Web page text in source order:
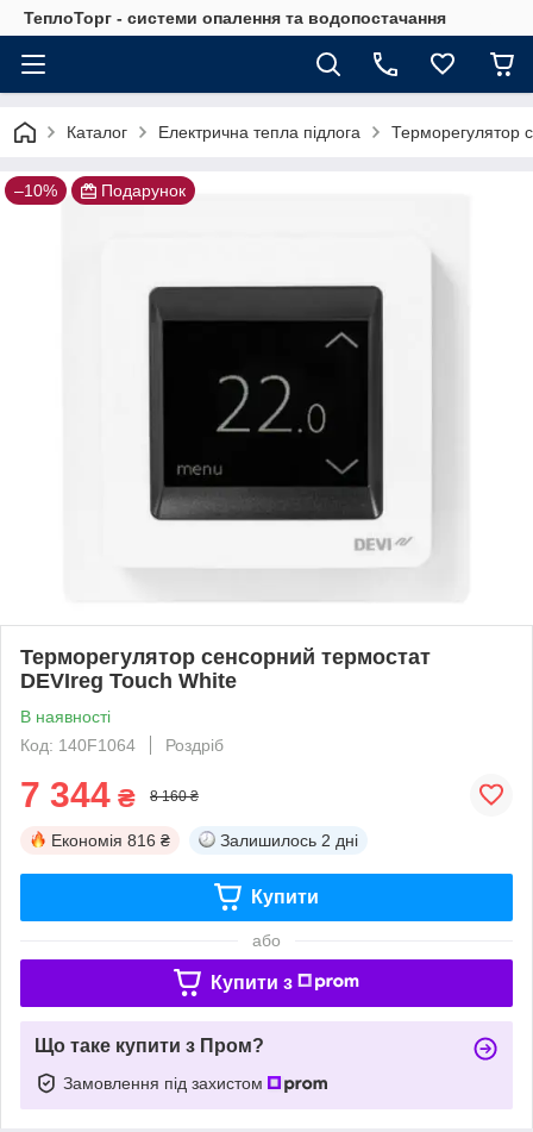
ТеплоТорг - системи опалення та водопостачання
Каталог Електрична тепла підлога Терморегулятор
–10% Подарунок
Терморегулятор сенсорний термостат
DEVIreg Touch White
В наявності
Код: 140F1064
Роздріб
7 344 ₴ 8 160 ₴
Економія 816 ₴ Залишилось 2 дні
Купити
або
Купити з
Що таке купити з Пром?
Замовлення під захистом